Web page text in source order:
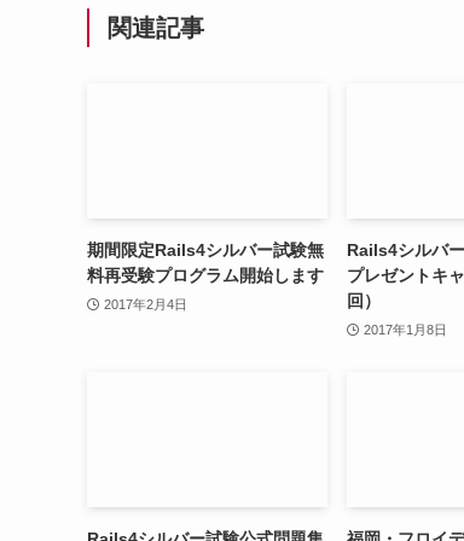
関連記事
期間限定Rails4シルバー試験無
料再受験プログラム開始します
2017年2月4日
Rails4シルバ
プレゼントキ
回）
2017年1月8日